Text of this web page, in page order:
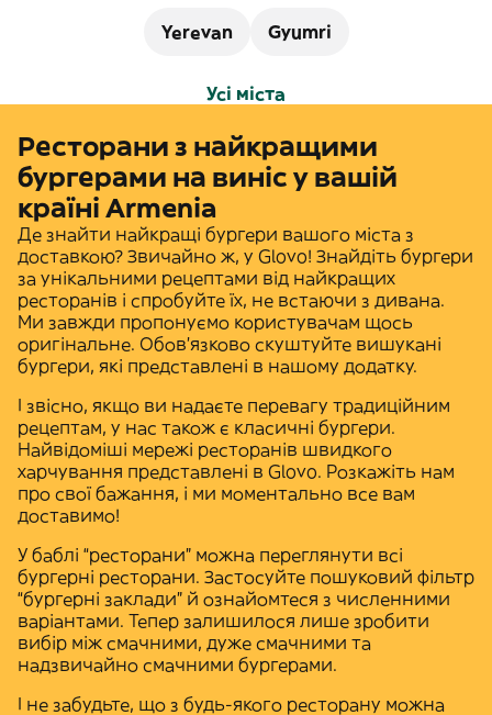
Yerevan Gyumri
Усі міста
Ресторани з найкращими
бургерами на виніс у вашій
країні Armenia
Де знайти найкращі бургери вашого міста з
доставкою? Звичайно ж, у Glovo! Знайдіть бургери
за унікальними рецептами від найкращих
ресторанів і спробуйте їх, не встаючи з дивана.
Ми завжди пропонуємо користувачам щось
оригінальне. Обов'язково скуштуйте вишукані
бургери, які представлені в нашому додатку.
І звісно, якщо ви надаєте перевагу традиційним
рецептам, у нас також є класичні бургери.
Найвідоміші мережі ресторанів швидкого
харчування представлені в Glovo. Розкажіть нам
про свої бажання, і ми моментально все вам
доставимо!
У баблі “ресторани” можна переглянути всі
бургерні ресторани. Застосуйте пошуковий фільтр
“бургерні заклади” й ознайомтеся з численними
варіантами. Тепер залишилося лише зробити
вибір між смачними, дуже смачними та
надзвичайно смачними бургерами.
І не забудьте, що з будь-якого ресторану можна